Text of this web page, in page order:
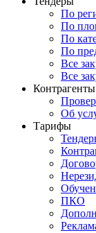
По
По
По
По
Все
Все
Контрагенты
Об
Тарифы
ПКО